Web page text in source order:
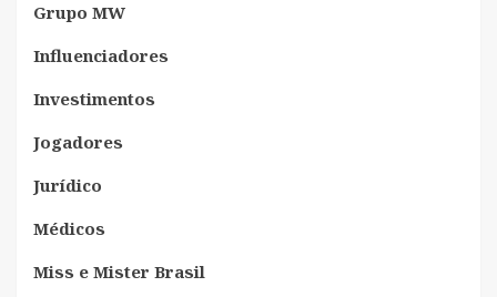
Grupo MW
Influenciadores
Investimentos
Jogadores
Jurídico
Médicos
Miss e Mister Brasil